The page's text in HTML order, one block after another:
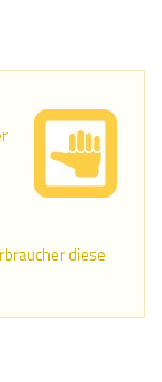
diese